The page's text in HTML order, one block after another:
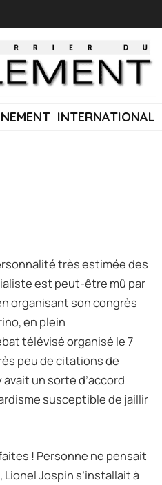
INTERNATIONAL
très estimée des
est peut-être mû par
organisant son congrès
en plein
télévisé organisé le 7
peu de citations de
un sorte d’accord
susceptible de jaillir
! Personne ne pensait
Jospin s’installait à